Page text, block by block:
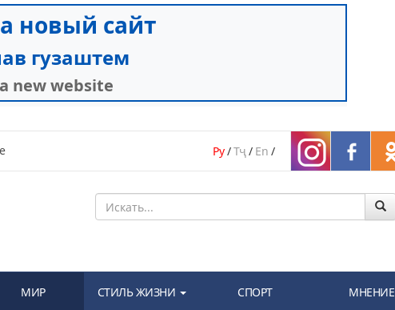
Ру/Тҷ/ En /
МИР СТИЛЬ ЖИЗНИ СПОРТ МНЕНИЕ